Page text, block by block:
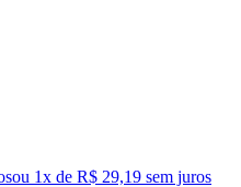
ou 1x de R$ 29,19 sem juros